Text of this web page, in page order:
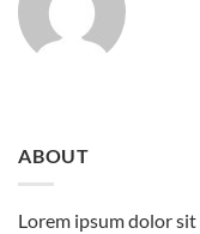
ABOUT
Lorem ipsum dolor